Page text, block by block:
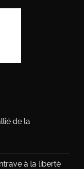
de la
à la liberté